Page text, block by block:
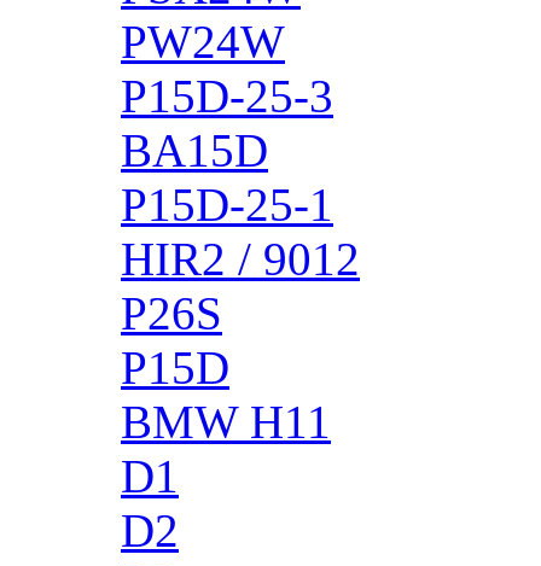
PW24W
P15D-25-3
BA15D
P15D-25-1
HIR2 / 9012
P26S
P15D
BMW H11
D1
D2